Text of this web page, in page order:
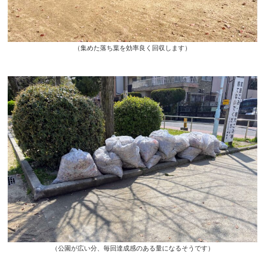
（集めた落ち葉を効率良く回収します）
（公園が広い分、毎回達成感のある量になるそうです）